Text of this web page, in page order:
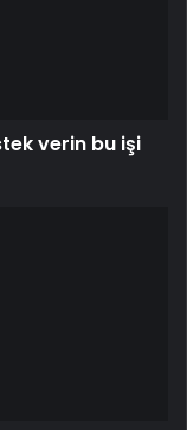
verin bu işi